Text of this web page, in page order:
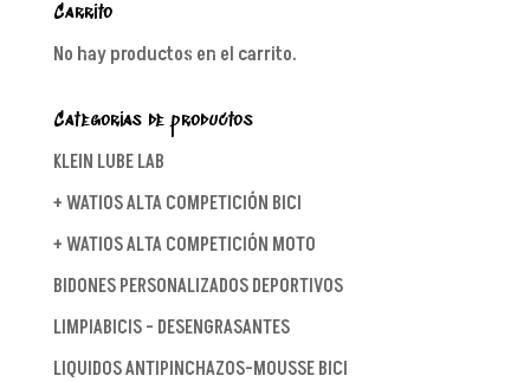
Carrito
No hay productos en el carrito.
Categorías de productos
KLEIN LUBE LAB
+ WATIOS ALTA COMPETICIÓN BICI
+ WATIOS ALTA COMPETICIÓN MOTO
BIDONES PERSONALIZADOS DEPORTIVOS
LIMPIABICIS - DESENGRASANTES
LIQUIDOS ANTIPINCHAZOS-MOUSSE BICI